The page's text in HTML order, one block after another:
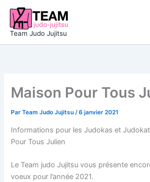
contenu
Team Judo Jujitsu
Maison Pour Tous
ParTeam Judo Jujitsu/6 janvier 2021
Informations pour les Judokas et
Pour Tous Julien
Le Team judo Jujitsu vous présente
voeux pour l’année 2021.